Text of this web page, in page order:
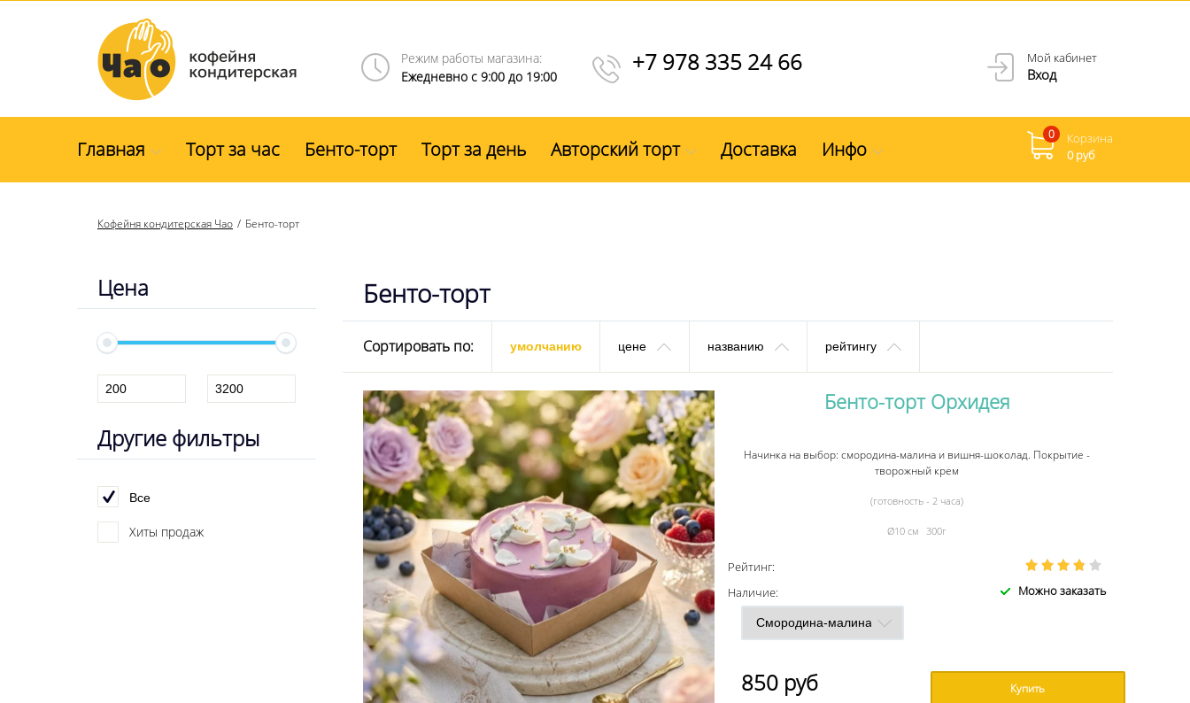
Мой кабинет
Вход
Режим работы магазина:
Ежедневно с 9:00 до 19:00
+7 978 335 24 66
0
Корзина
0 руб
Главная Торт за час Бенто-торт Торт за день Авторский торт Доставка Инфо
Кофейня кондитерская Чао Бенто-торт
Цена
Другие фильтры
Все
Хиты продаж
Бенто-торт
Сортировать по: умолчанию цене названию рейтингу
Бенто-торт Орхидея
Начинка на выбор: смородина-малина и вишня-шоколад. Покрытие -
творожный крем
(готовность - 2 часа)
Ø10 см 300г
Рейтинг:
Наличие:
Можно заказать
850 руб Купить